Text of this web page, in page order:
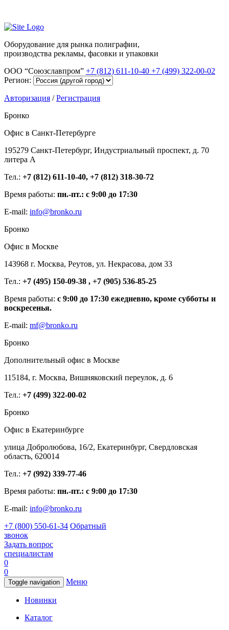
Оборудование для рынка полиграфии,
производства рекламы, фасовки и упаковки
ООО “Союзславпром” +7 (812) 611-10-40 +7 (499) 322-00-02
Регион:
Авторизация /Регистрация
Бронко
Офис в Санкт-Петербурге
195279 Санкт-Петербург, Индустриальный проспект, д. 70
литера А
Тел.: +7 (812) 611-10-40, +7 (812) 318-30-72
Время работы: пн.-пт.: с 9:00 до 17:30
E-mail: info@bronko.ru
Бронко
Офис в Москве
143968 г. Москва, Реутов, ул. Некрасова, дом 33
Тел.: +7 (495) 150-09-38 , +7 (905) 536-85-25
Время работы: с 9:00 до 17:30 ежедневно, кроме субботы и
воскресенья.
E-mail: mf@bronko.ru
Бронко
Дополнительный офис в Москве
115184, г. Москва, Вишняковский переулок, д. 6
Тел.: +7 (499) 322-00-02
Бронко
Офис в Екатеринбурге
улица Добролюбова, 16/2, Екатеринбург, Свердловская
область, 620014
Тел.: +7 (992) 339-77-46
Время работы: пн.-пт.: с 9:00 до 17:30
E-mail: info@bronko.ru
+7 (800) 550-61-34 Обратный
звонок
Задать вопрос
специалистам
0
0
Toggle navigation Меню
Новинки
Каталог